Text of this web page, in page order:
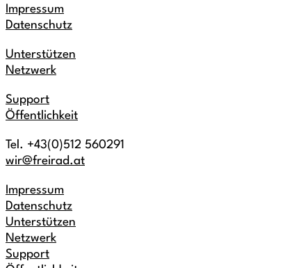
Impressum
Datenschutz
Unterstützen
Netzwerk
Support
Öffentlichkeit
Tel. +43(0)512 560291
wir@freirad.at
Impressum
Datenschutz
Unterstützen
Netzwerk
Support